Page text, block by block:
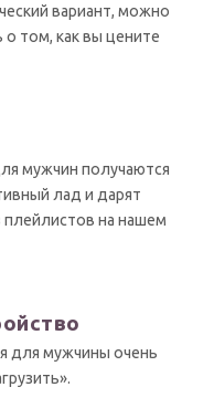
вариант, можно
о том, как вы цените
мужчин получаются
лад и дарят
на нашем
для мужчины очень